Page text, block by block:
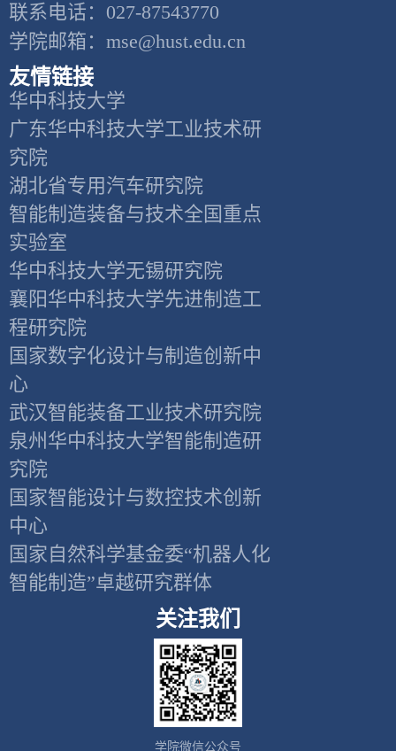
联系电话：027-87543770
学院邮箱：mse@hust.edu.cn
友情链接
华中科技大学
广东华中科技大学工业技术研
究院
湖北省专用汽车研究院
智能制造装备与技术全国重点
实验室
华中科技大学无锡研究院
襄阳华中科技大学先进制造工
程研究院
国家数字化设计与制造创新中
心
武汉智能装备工业技术研究院
泉州华中科技大学智能制造研
究院
国家智能设计与数控技术创新
中心
国家自然科学基金委“机器人化
智能制造”卓越研究群体
关注我们
学院微信公众号